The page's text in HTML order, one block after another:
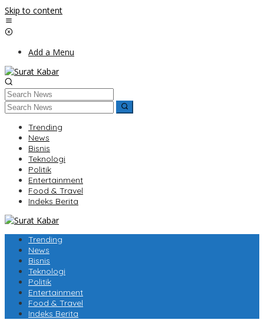
Skip to content
Add a Menu
Trending
News
Bisnis
Teknologi
Politik
Entertainment
Food & Travel
Indeks Berita
Trending
News
Bisnis
Teknologi
Politik
Entertainment
Food & Travel
Indeks Berita